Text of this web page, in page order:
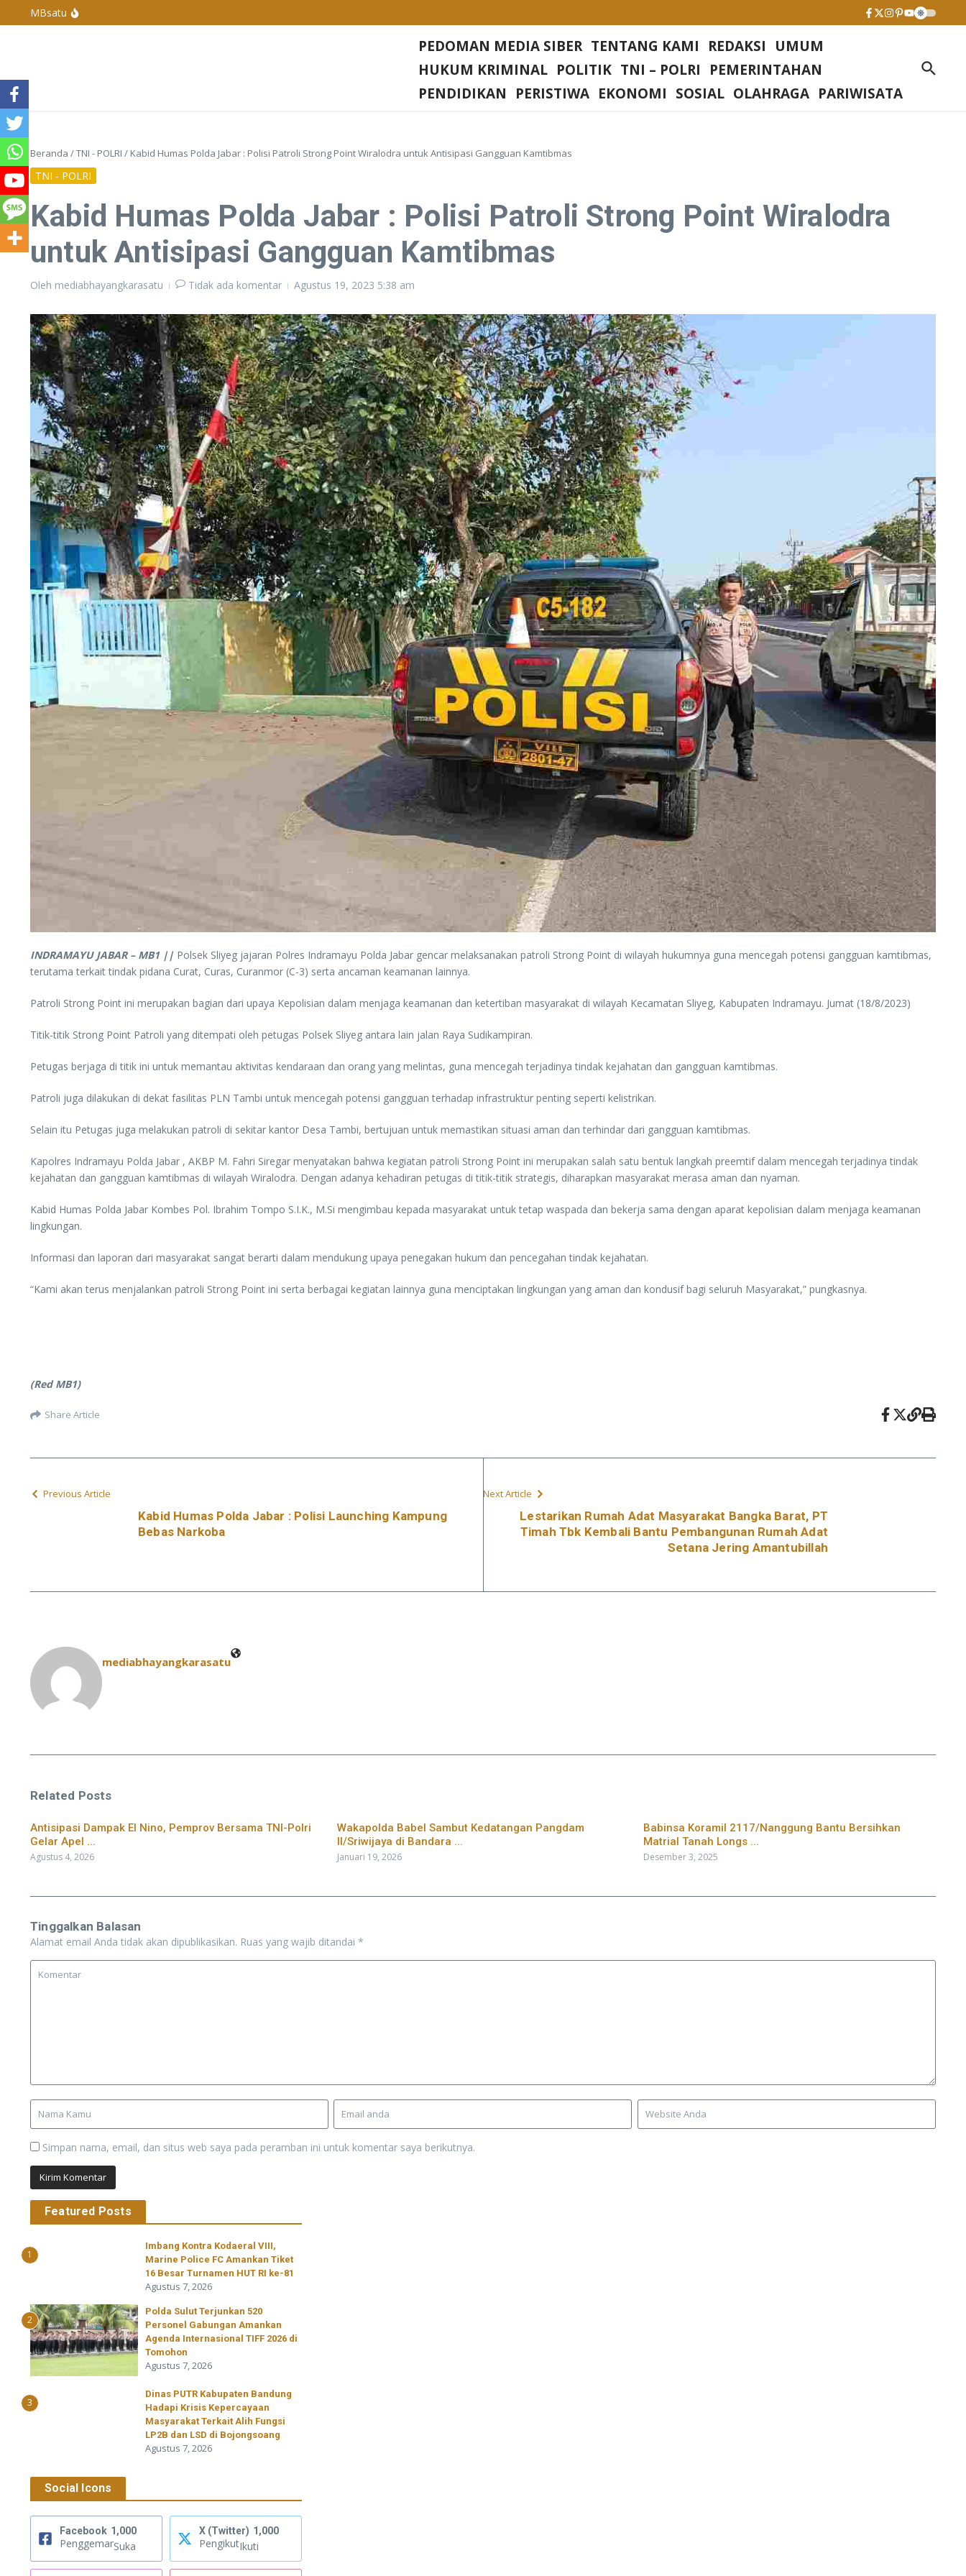
Lewati ke konten
MBsatu
Polres Basel Tangkap Pelaku Penganiayaan Di Desa Rias
Polres Bangka Barat Melaksanakan Pengamanan Di setiap Gereja Di Wilkum Polres Bangka Barat
Penyelenggaraan Pengurus Karang Taruna Desa Nangerang Kecamatan Jampang Tengah Kabupaten Sukabumi
Kapolda Kepulauan Bangka Belitung Berganti, Irjen Tornagogo Sihombing Pimpin Wilayah Baru
PEDOMAN MEDIA SIBER TENTANG KAMI REDAKSI
UMUM
HUKUM KRIMINAL POLITIK TNI – POLRI
PEMERINTAHAN
PENDIDIKAN
PERISTIWA EKONOMI SOSIAL OLAHRAGA PARIWISATA
Beranda /TNI - POLRI / Kabid Humas Polda Jabar : Polisi Patroli Strong Point Wiralodra untuk Antisipasi Gangguan Kamtibmas
TNI - POLRI
Kabid Humas Polda Jabar : Polisi Patroli Strong Point Wiralodra
untuk Antisipasi Gangguan Kamtibmas
Oleh mediabhayangkarasatu Tidak ada komentar Agustus 19, 2023 5:38 am
INDRAMAYU JABAR – MB1 || Polsek Sliyeg jajaran Polres Indramayu Polda Jabar gencar melaksanakan patroli Strong Point di wilayah hukumnya guna mencegah potensi gangguan kamtibmas,
terutama terkait tindak pidana Curat, Curas, Curanmor (C-3) serta ancaman keamanan lainnya.
Patroli Strong Point ini merupakan bagian dari upaya Kepolisian dalam menjaga keamanan dan ketertiban masyarakat di wilayah Kecamatan Sliyeg, Kabupaten Indramayu. Jumat (18/8/2023)
Titik-titik Strong Point Patroli yang ditempati oleh petugas Polsek Sliyeg antara lain jalan Raya Sudikampiran.
Petugas berjaga di titik ini untuk memantau aktivitas kendaraan dan orang yang melintas, guna mencegah terjadinya tindak kejahatan dan gangguan kamtibmas.
Patroli juga dilakukan di dekat fasilitas PLN Tambi untuk mencegah potensi gangguan terhadap infrastruktur penting seperti kelistrikan.
Selain itu Petugas juga melakukan patroli di sekitar kantor Desa Tambi, bertujuan untuk memastikan situasi aman dan terhindar dari gangguan kamtibmas.
Kapolres Indramayu Polda Jabar , AKBP M. Fahri Siregar menyatakan bahwa kegiatan patroli Strong Point ini merupakan salah satu bentuk langkah preemtif dalam mencegah terjadinya tindak
kejahatan dan gangguan kamtibmas di wilayah Wiralodra. Dengan adanya kehadiran petugas di titik-titik strategis, diharapkan masyarakat merasa aman dan nyaman.
Kabid Humas Polda Jabar Kombes Pol. Ibrahim Tompo S.I.K., M.Si mengimbau kepada masyarakat untuk tetap waspada dan bekerja sama dengan aparat kepolisian dalam menjaga keamanan
lingkungan.
Informasi dan laporan dari masyarakat sangat berarti dalam mendukung upaya penegakan hukum dan pencegahan tindak kejahatan.
“Kami akan terus menjalankan patroli Strong Point ini serta berbagai kegiatan lainnya guna menciptakan lingkungan yang aman dan kondusif bagi seluruh Masyarakat,” pungkasnya.
(Red MB1)
Share Article
Previous Article
Kabid Humas Polda Jabar : Polisi Launching Kampung
Bebas Narkoba
Next Article
Lestarikan Rumah Adat Masyarakat Bangka Barat, PT
Timah Tbk Kembali Bantu Pembangunan Rumah Adat
Setana Jering Amantubillah
mediabhayangkarasatu
Related Posts
​Antisipasi Dampak El Nino, Pemprov Bersama TNI-Polri
Gelar Apel ...
Agustus 4, 2026
Wakapolda Babel Sambut Kedatangan Pangdam
II/Sriwijaya di Bandara ...
Januari 19, 2026
Babinsa Koramil 2117/Nanggung Bantu Bersihkan
Matrial Tanah Longs ...
Desember 3, 2025
Tinggalkan Balasan
Alamat email Anda tidak akan dipublikasikan. Ruas yang wajib ditandai *
Simpan nama, email, dan situs web saya pada peramban ini untuk komentar saya berikutnya.
Featured Posts
1
Imbang Kontra Kodaeral VIII,
Marine Police FC Amankan Tiket
16 Besar Turnamen HUT RI ke-81
Agustus 7, 2026
2
​Polda Sulut Terjunkan 520
Personel Gabungan Amankan
Agenda Internasional TIFF 2026 di
Tomohon
Agustus 7, 2026
3
Dinas PUTR Kabupaten Bandung
Hadapi Krisis Kepercayaan
Masyarakat Terkait Alih Fungsi
LP2B dan LSD di Bojongsoang
Agustus 7, 2026
Social Icons
Facebook 1,000
PenggemarSuka
X (Twitter) 1,000
PengikutIkuti